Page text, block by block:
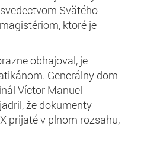
Svätého
ktoré je
obhajoval, je
Generálny dom
Víctor Manuel
že dokumenty
prijaté v plnom rozsahu,